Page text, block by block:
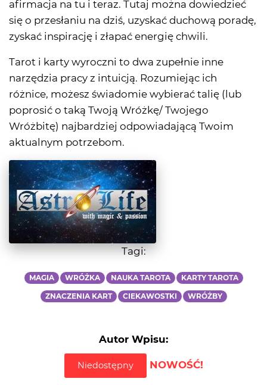
afirmacja na tu i teraz. Tutaj można dowiedzieć
się o przesłaniu na dziś, uzyskać duchową poradę,
zyskać inspirację i złapać energię chwili.
Tarot i karty wyroczni to dwa zupełnie inne
narzędzia pracy z intuicją. Rozumiejąc ich
różnice, możesz świadomie wybierać talię (lub
poprosić o taką Twoją Wróżkę/ Twojego
Wróżbitę) najbardziej odpowiadającą Twoim
aktualnym potrzebom.
Tagi:
MAGIA WRÓŻKA NAUKA TAROTA KARTY TAROTA
ZNACZENIA KART CIEKAWOSTKI WRÓŻBY
Autor Wpisu:
Niedostępny NOWOŚĆ!